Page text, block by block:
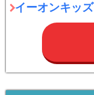
イーオンキッズ